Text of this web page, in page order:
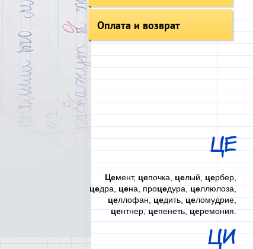
Оплата и возврат
ЦЕ
Цемент,цепочка,целый,цербер,
цедра,цена, процедура,целлюлоза,
целлофан,цедить,целомудрие,
центнер,цепенеть,церемония.
ЦИ